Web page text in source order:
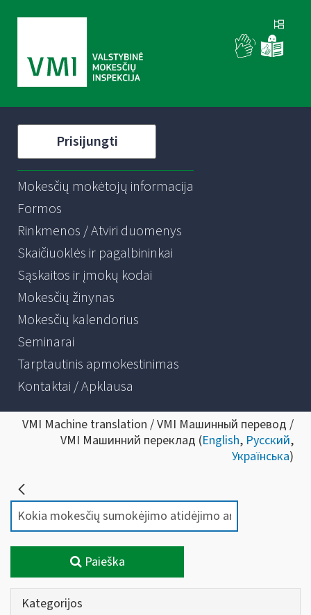
Prisijungti
Mokesčių mokėtojų informacija
Formos
Rinkmenos / Atviri duomenys
Skaičiuoklės ir pagalbininkai
Sąskaitos ir įmokų kodai
Mokesčių žinynas
Mokesčių kalendorius
Seminarai
Tarptautinis apmokestinimas
Kontaktai / Apklausa
VMI Machine translation / VMI Машинный перевод /
VMI Машинний переклад (English, Русский,
Українська)
Paieška
Kategorijos